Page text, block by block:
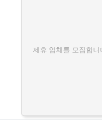
제휴 업체를 모집합니